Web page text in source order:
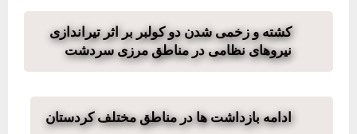
کشته و زخمی شدن دو کولبر بر اثر تیراندازی
نیروهای نظامی در مناطق مرزی سردشت
ادامە بازداشت ها در مناطق مختلف کردستان